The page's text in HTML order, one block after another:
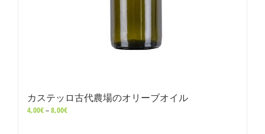
カステッロ古代農場のオリーブオイル
4,00€–8,00€価